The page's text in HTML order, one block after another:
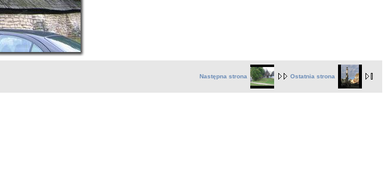
Następna strona Ostatnia strona